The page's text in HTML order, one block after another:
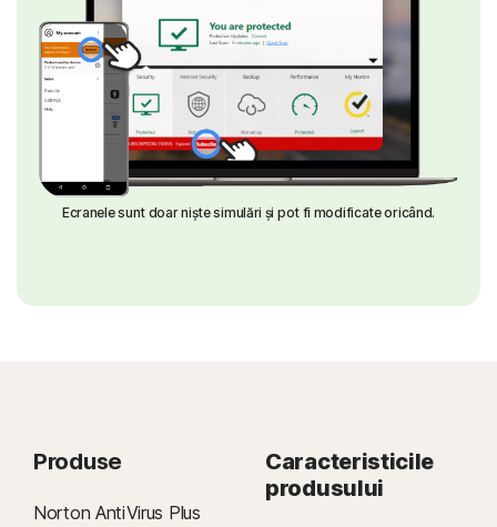
Ecranele sunt doar niște simulări și pot fi modificate oricând.
Produse
Norton AntiVirus Plus
Caracteristicile
produsului